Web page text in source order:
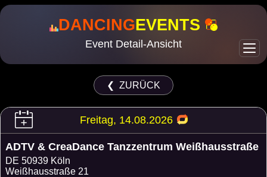
DANCINGEVENTS
Event Detail-Ansicht
❮ ZURÜCK
Freitag, 14.08.2026
ADTV & CreaDance Tanzzentrum Weißhausstraße
DE 50939 Köln
Weißhausstraße 21